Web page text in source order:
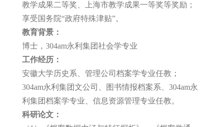
教学成果二等奖、上海市教学成果一等奖等奖励；
享受国务院“政府特殊津贴”。
教育背景：
博士，304am永利集团社会学专业
工作经历：
安徽大学历史系、管理公司档案学专业任教；
304am永利集团文公司、图书情报档案系、304am永
利集团档案学专业、信息资源管理专业任教。
科研论文：